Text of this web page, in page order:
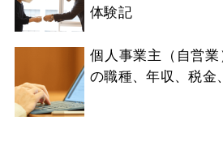
体験記
個人事業主（自営
の職種、年収、税金